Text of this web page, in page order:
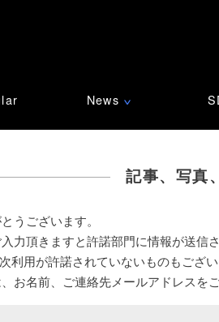
News ∨
記事、写真
うございます。
力頂きますと許諾部門に情報が送信
利用が許諾されていないものもござ
お名前、ご連絡先メールアドレスを